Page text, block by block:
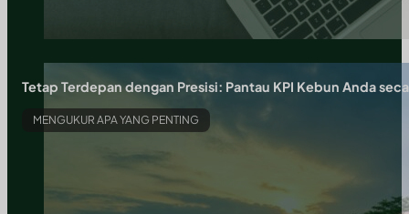
Tetap Terdepan dengan Presisi: Pantau KPI Kebun Anda
MENGUKUR APA YANG PENTING